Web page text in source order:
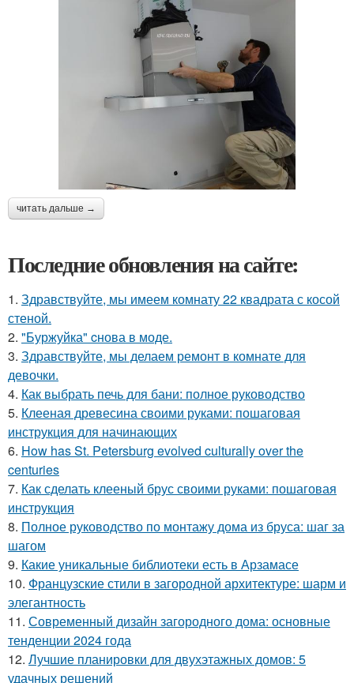
читать дальше →
Последние обновления на сайте:
1. Здравствуйте, мы имеем комнату 22 квадрата с косой
стеной.
2. "Буржуйка" cнова в моде.
3. Здравствуйте, мы делаем ремонт в комнате для
девочки.
4. Как выбрать печь для бани: полное руководство
5. Клееная древесина своими руками: пошаговая
инструкция для начинающих
6. How has St. Petersburg evolved culturally over the
centuries
7. Как сделать клееный брус своими руками: пошаговая
инструкция
8. Полное руководство по монтажу дома из бруса: шаг за
шагом
9. Какие уникальные библиотеки есть в Арзамасе
10. Французские стили в загородной архитектуре: шарм и
элегантность
11. Современный дизайн загородного дома: основные
тенденции 2024 года
12. Лучшие планировки для двухэтажных домов: 5
удачных решений